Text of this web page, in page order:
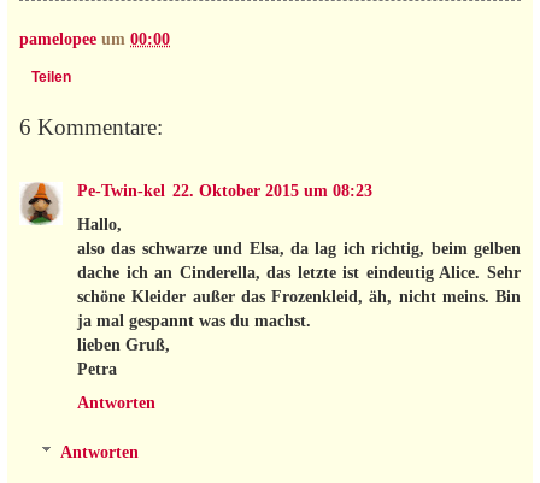
pamelopee um 00:00
Teilen
6 Kommentare:
Pe-Twin-kel 22. Oktober 2015 um 08:23
Hallo,
also das schwarze und Elsa, da lag ich richtig, beim gelben
dache ich an Cinderella, das letzte ist eindeutig Alice. Sehr
schöne Kleider außer das Frozenkleid, äh, nicht meins. Bin
ja mal gespannt was du machst.
lieben Gruß,
Petra
Antworten
Antworten